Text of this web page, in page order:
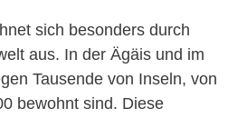
sich besonders durch
aus. In der Ägäis und im
Tausende von Inseln, von
bewohnt sind. Diese